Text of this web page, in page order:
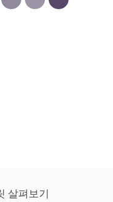
살펴보기